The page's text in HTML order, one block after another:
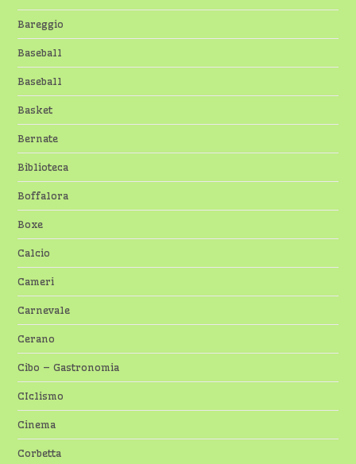
Bareggio
Baseball
Baseball
Basket
Bernate
Biblioteca
Boffalora
Boxe
Calcio
Cameri
Carnevale
Cerano
Cibo – Gastronomia
CIclismo
Cinema
Corbetta